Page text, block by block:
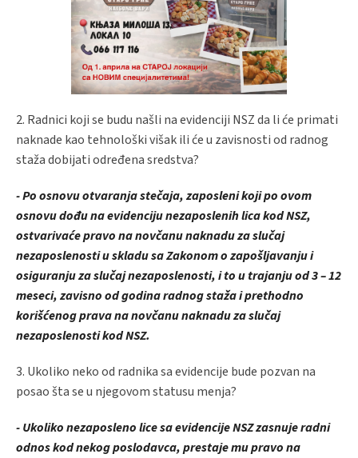
2. Radnici koji se budu našli na evidenciji NSZ da li će primati
naknade kao tehnološki višak ili će u zavisnosti od radnog
staža dobijati određena sredstva?
- Po osnovu otvaranja stečaja, zaposleni koji po ovom
osnovu dođu na evidenciju nezaposlenih lica kod NSZ,
ostvarivaće pravo na novčanu naknadu za slučaj
nezaposlenosti u skladu sa Zakonom o zapošljavanju i
osiguranju za slučaj nezaposlenosti, i to u trajanju od 3 – 12
meseci, zavisno od godina radnog staža i prethodno
korišćenog prava na novčanu naknadu za slučaj
nezaposlenosti kod NSZ.
3. Ukoliko neko od radnika sa evidencije bude pozvan na
posao šta se u njegovom statusu menja?
- Ukoliko nezaposleno lice sa evidencije NSZ zasnuje radni
odnos kod nekog poslodavca, prestaje mu pravo na